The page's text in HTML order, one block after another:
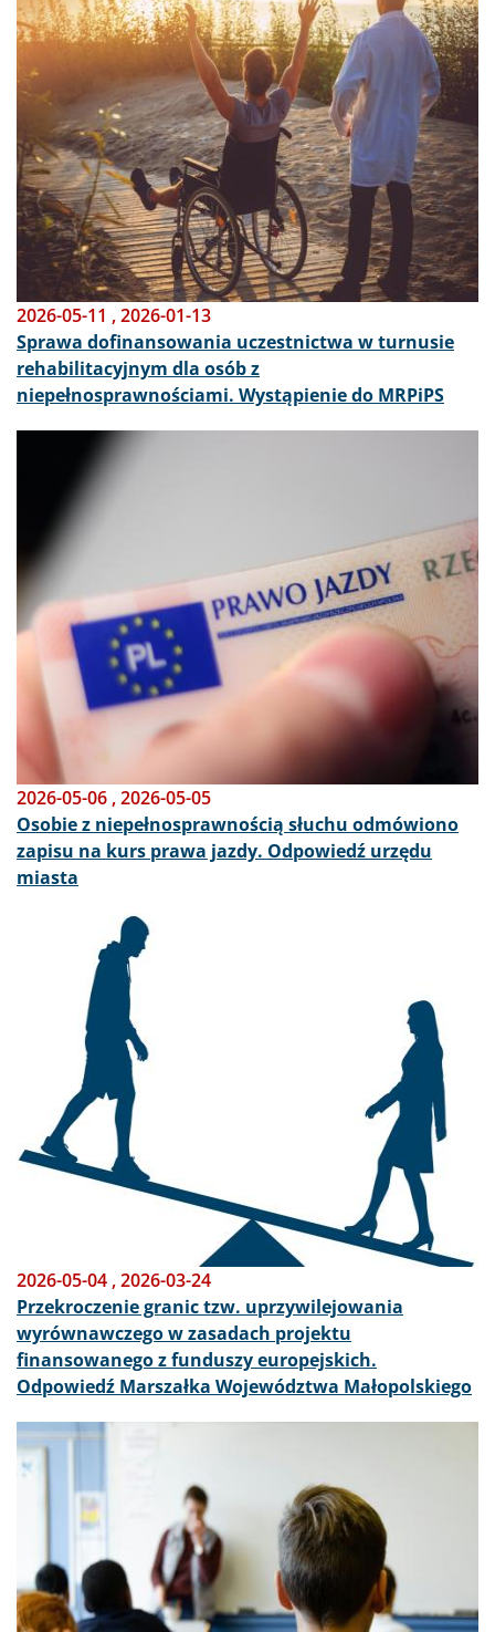
2026-05-11 ,2026-01-13
Sprawa dofinansowania uczestnictwa w turnusie
rehabilitacyjnym dla osób z
niepełnosprawnościami. Wystąpienie do MRPiPS
2026-05-06 ,2026-05-05
Osobie z niepełnosprawnością słuchu odmówiono
zapisu na kurs prawa jazdy. Odpowiedź urzędu
miasta
2026-05-04 ,2026-03-24
Przekroczenie granic tzw. uprzywilejowania
wyrównawczego w zasadach projektu
finansowanego z funduszy europejskich.
Odpowiedź Marszałka Województwa Małopolskiego
Obraz